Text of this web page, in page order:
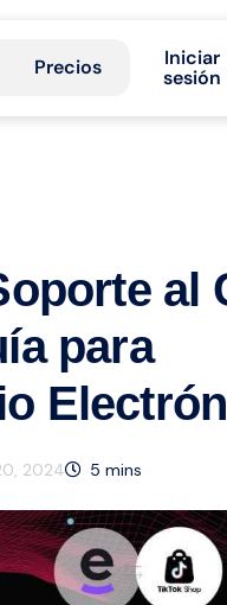
Precios
Iniciar
sesión
al
para
2024 5 mins